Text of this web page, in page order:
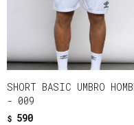
SHORT BASIC UMBRO
- 009
$ 590